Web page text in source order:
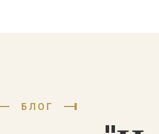
БЛОГ